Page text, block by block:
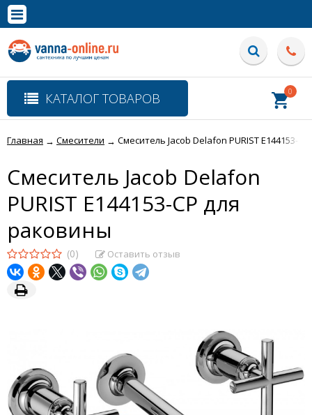
Полная версия сайта
КАТАЛОГ ТОВАРОВ 0
Главная → Смесители → Cмеситель Jacob Delafon PURIST E144153-
Cмеситель Jacob Delafon
PURIST E144153-CP для
раковины
(0) Оставить отзыв